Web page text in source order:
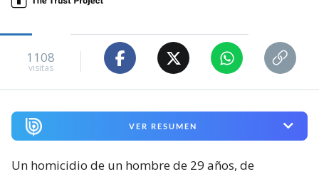
1108
visitas
VER RESUMEN
Un homicidio de un hombre de 29 años, de